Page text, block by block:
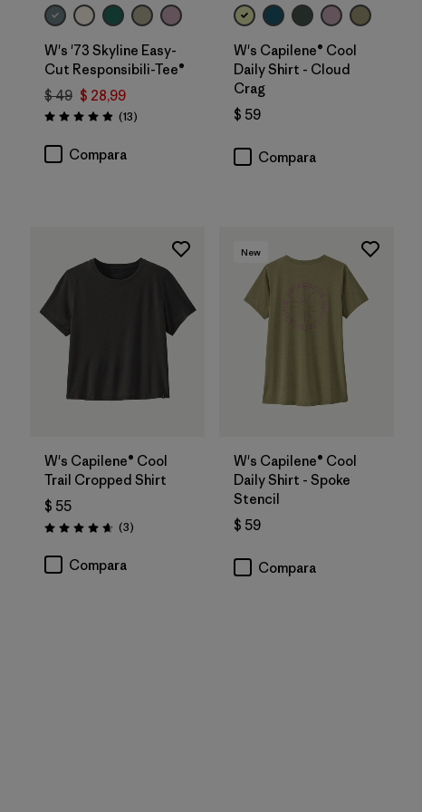
W's '73 Skyline Easy-
Cut Responsibili-Tee®
$ 49 $ 28,99
Valoración: 4.9 / 5
(13Comentarios
)
Compara
W's Capilene® Cool
Daily Shirt - Cloud
Crag
$ 59
Compara
W's Capilene® Cool
Trail Cropped Shirt
$ 55
Valoración: 4.7 / 5
(3Comentarios
)
Compara
New
W's Capilene® Cool
Daily Shirt - Spoke
Stencil
$ 59
Compara